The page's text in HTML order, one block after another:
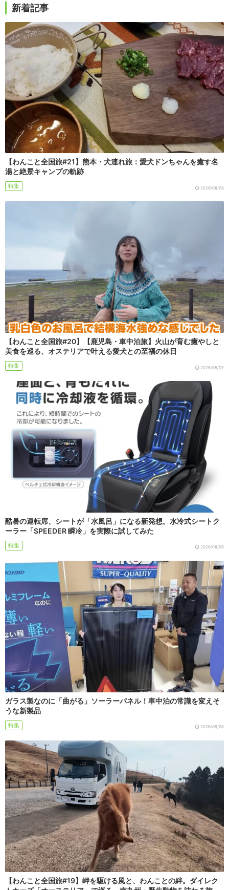
新着記事
【わんこと全国旅#21】熊本・犬連れ旅：愛犬ドンちゃんを癒す名
湯と絶景キャンプの軌跡
特集 2026/08/08
【わんこと全国旅#20】【鹿児島・車中泊旅】火山が育む癒やしと
美食を巡る、オステリアで叶える愛犬との至福の休日
特集 2026/08/07
酷暑の運転席、シートが「水風呂」になる新発想。水冷式シートク
ーラー「SPEEDER 瞬冷」を実際に試してみた
特集 2026/08/06
ガラス製なのに「曲がる」ソーラーパネル！車中泊の常識を変えそ
うな新製品
特集 2026/08/06
【わんこと全国旅#19】岬を駆ける風と、わんことの絆。ダイレク